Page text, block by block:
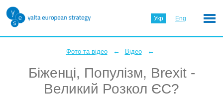
Укр Eng
Фото та відео ← Відео ←
Біженці, Популізм, Brexit -
Великий Розкол ЄС?